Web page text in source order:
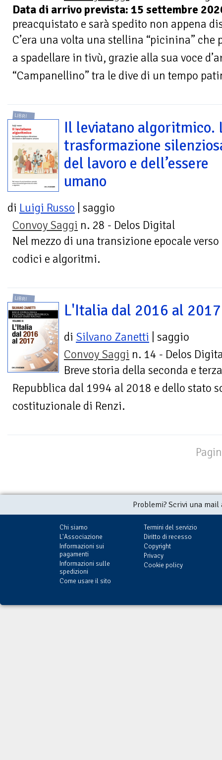
Data di arrivo prevista: 15 settembre
preacquistato e sarà spedito non appena
C’era una volta una stellina “picinina” che
a spadellare in tivù, grazie alla sua voce
“Campanellino” tra le dive di un tempo
LIBRI
Il leviatano algoritmico.
trasformazione
del lavoro e dell’essere
umano
di Luigi Russo | saggio
Convoy Saggi n. 28 - Delos Digital
Nel mezzo di una transizione epocale
codici e algoritmi.
LIBRI
L'Italia dal 2016 al 2017
di Silvano Zanetti | saggio
Convoy Saggi n. 14 - Delos
Breve storia della seconda e terza
Repubblica dal 1994 al 2018 e dello stato
costituzionale di Renzi.
Problemi? Scrivi una
Chi siamo
L'Associazione
Informazioni sui
pagamenti
Informazioni sulle
spedizioni
Come usare il sito
Termini del servizio
Diritto di recesso
Copyright
Privacy
Cookie policy